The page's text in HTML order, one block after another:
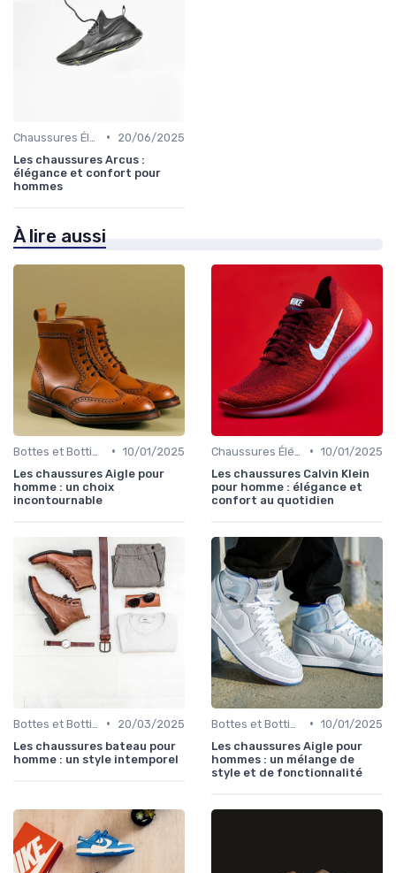
•
20/06/2025
Les chaussures Arcus :
élégance et confort pour
hommes
À lire aussi
• 10/01/2025
Les chaussures Aigle pour
homme : un choix
incontournable
• 10/01/2025
Les chaussures Calvin Klein
pour homme : élégance et
confort au quotidien
•
20/03/2025
Les chaussures bateau pour
homme : un style intemporel
• 10/01/2025
Les chaussures Aigle pour
hommes : un mélange de
style et de fonctionnalité